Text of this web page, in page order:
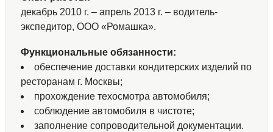
декабрь 2010 г. – апрель 2013 г. – водитель-
экспедитор, ООО «Ромашка».
Функциональные обязанности:
обеспечение доставки кондитерских изделий по
ресторанам г. Москвы;
прохождение техосмотра автомобиля;
соблюдение автомобиля в чистоте;
заполнение сопроводительной документации.